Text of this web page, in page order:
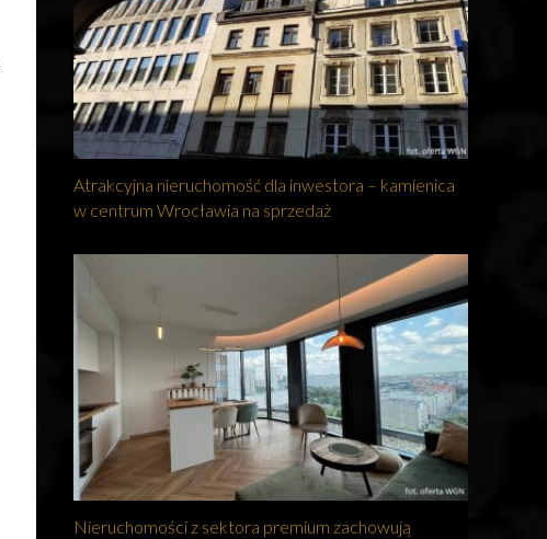
Atrakcyjna nieruchomość dla inwestora – kamienica
w centrum Wrocławia na sprzedaż
Nieruchomości z sektora premium zachowują